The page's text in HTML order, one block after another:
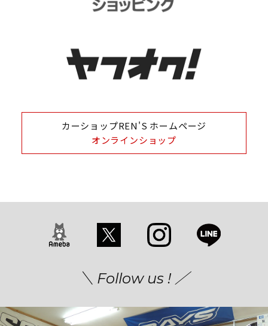
カーショップREN'S ホームページ
オンラインショップ
＼ Follow us ! ／